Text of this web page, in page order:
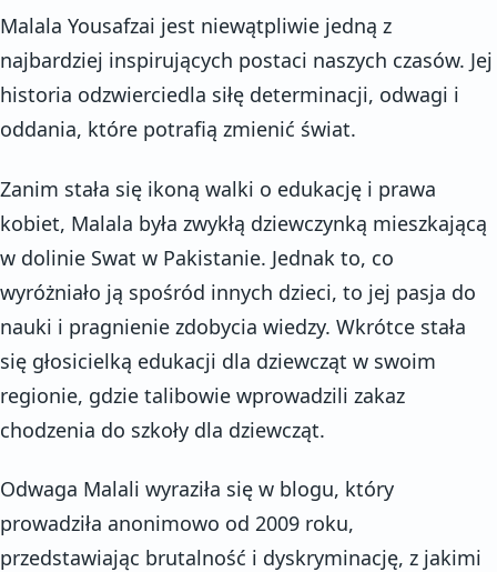
Malala Yousafzai jest niewątpliwie jedną z
najbardziej inspirujących postaci naszych czasów. Jej
historia odzwierciedla siłę determinacji, odwagi i
oddania, które potrafią zmienić świat.
Zanim stała się ikoną walki o edukację i prawa
kobiet, Malala była zwykłą dziewczynką mieszkającą
w dolinie Swat w Pakistanie. Jednak to, co
wyróżniało ją spośród innych dzieci, to jej pasja do
nauki i pragnienie zdobycia wiedzy. Wkrótce stała
się głosicielką edukacji dla dziewcząt w swoim
regionie, gdzie talibowie wprowadzili zakaz
chodzenia do szkoły dla dziewcząt.
Odwaga Malali wyraziła się w blogu, który
prowadziła anonimowo od 2009 roku,
przedstawiając brutalność i dyskryminację, z jakimi